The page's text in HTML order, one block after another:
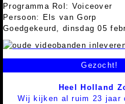
Programma Rol: Voiceover
Persoon: Els van Gorp
Goedgekeurd, dinsdag 05
Gezocht!
Heel Holland
Wij kijken al ruim 23 jaar